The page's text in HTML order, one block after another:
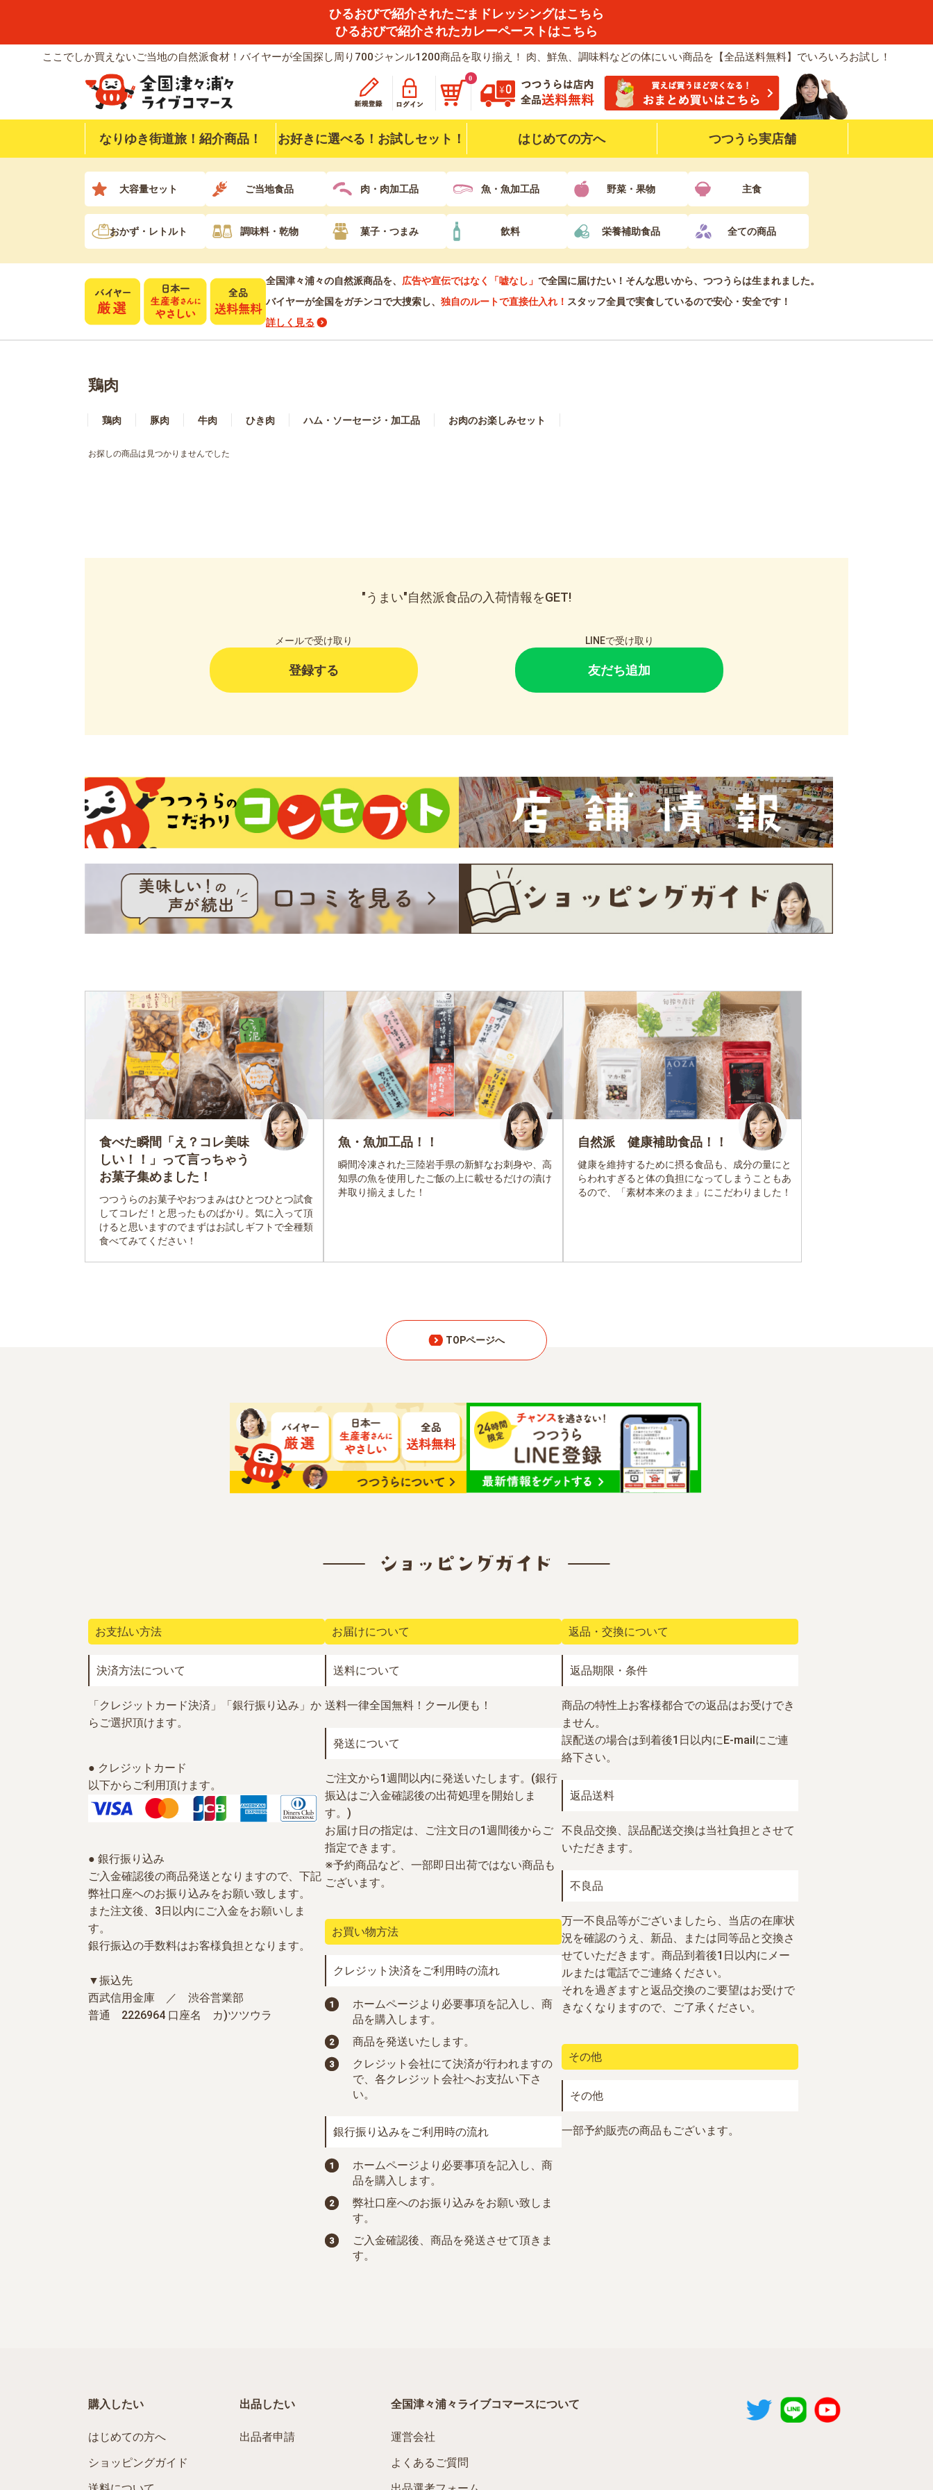
ひるおびで紹介されたごまドレッシングはこちら
ひるおびで紹介されたカレーペーストはこちら
ここでしか買えないご当地の自然派食材！バイヤーが全国探し周り700ジャンル1200商品を取り揃え！ 肉、鮮魚、調味料などの体にいい商品を【全品送料無料】でいろいろお試し！
0
なりゆき街道旅！紹介商品！ お好きに選べる！お試しセット！ はじめての方へ つつうら実店舗
大容量セット ご当地食品 肉・肉加工品 魚・魚加工品 野菜・果物 主食
おかず・レトルト 調味料・乾物 菓子・つまみ 飲料 栄養補助食品 全ての商品
全国津々浦々の自然派商品を、 広告や宣伝ではなく「嘘なし」 で全国に届けたい！そんな思いから、つつうらは生まれました。
バイヤーが全国をガチンコで大捜索し、 独自のルートで直接仕入れ！ スタッフ全員で実食しているので安心・安全です！
詳しく見る
鶏肉
鶏肉 豚肉 牛肉 ひき肉 ハム・ソーセージ・加工品 お肉のお楽しみセット
お探しの商品は見つかりませんでした
"うまい"自然派食品の入荷情報をGET!
メールで受け取り
登録する
LINEで受け取り
友だち追加
食べた瞬間「え？コレ美味
しい！！」って言っちゃう
お菓子集めました！
つつうらのお菓子やおつまみはひとつひとつ試食
してコレだ！と思ったものばかり。気に入って頂
けると思いますのでまずはお試しギフトで全種類
食べてみてください！
魚・魚加工品！！
瞬間冷凍された三陸岩手県の新鮮なお刺身や、高
知県の魚を使用したご飯の上に載せるだけの漬け
丼取り揃えました！
自然派 健康補助食品！！
健康を維持するために摂る食品も、成分の量にと
らわれすぎると体の負担になってしまうこともあ
るので、「素材本来のまま」にこだわりました！
TOPページへ
お支払い方法
決済方法について
「クレジットカード決済」「銀行振り込み」か
らご選択頂けます。
● クレジットカード
以下からご利用頂けます。
● 銀行振り込み
ご入金確認後の商品発送となりますので、下記
弊社口座へのお振り込みをお願い致します。
また注文後、3日以内にご入金をお願いしま
す。
銀行振込の手数料はお客様負担となります。
▼振込先
西武信用金庫 ／ 渋谷営業部
普通 2226964 口座名 カ)ツツウラ
お届けについて
送料について
送料一律全国無料！ クール便も！
発送について
ご注文から1週間以内に発送いたします。(銀行
振込はご入金確認後の出荷処理を開始しま
す。)
お届け日の指定は、ご注文日の1週間後からご
指定できます。
※予約商品など、一部即日出荷ではない商品も
ございます。
お買い物方法
クレジット決済をご利用時の流れ
ホームページより必要事項を記入し、商
品を購入します。
商品を発送いたします。
クレジット会社にて決済が行われますの
で、各クレジット会社へお支払い下さ
い。
銀行振り込みをご利用時の流れ
ホームページより必要事項を記入し、商
品を購入します。
弊社口座へのお振り込みをお願い致しま
す。
ご入金確認後、商品を発送させて頂きま
す。
返品・交換について
返品期限・条件
商品の特性上お客様都合での返品はお受けでき
ません。
誤配送の場合は到着後1日以内にE-mailにご連
絡下さい。
返品送料
不良品交換、誤品配送交換は当社負担とさせて
いただきます。
不良品
万一不良品等がございましたら、当店の在庫状
況を確認のうえ、新品、または同等品と交換さ
せていただきます。商品到着後1日以内にメー
ルまたは電話でご連絡ください。
それを過ぎますと返品交換のご要望はお受けで
きなくなりますので、ご了承ください。
その他
その他
一部予約販売の商品もございます。
購入したい
はじめての方へ
ショッピングガイド
出品したい
出品者申請
全国津々浦々ライブコマースについて
運営会社
よくあるご質問